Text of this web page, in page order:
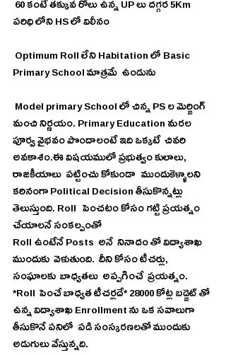
పరిధి లోని HS లో విలీనం
Primary School మాత్రమే  ఉండును
మంచి నిర్ణయం. Primary Education మరల
పూర్వ వైభవం పొందాలంటే ఇది ఒక్కటే  చివరి
అవకాశం.ఈ విషయములో ప్రభుత్వం కులాలు,
రాజకీయాలు  పట్టించు కోకుండా   ముందుకెళ్ళాలని
కఠినంగా Political Decision తీసుకొన్నట్లు
తెలుస్తుంది. Roll   పెంచటం కోసం గట్టి ప్రయత్నం
చేయాలనే సంకల్పంతో
Roll ఉంటేనే Posts  అనే  నినాదం తో విద్యాశాఖ
ముందుకు  వెళుతుంది.  దీని కోసం టీచర్లు,
సంఘాలకు  బాధ్యతలు  అప్పగించే  ప్రయత్నం.
*Roll  పెంచే బాధ్యత టీచర్లదే* 28000 కోట్ల బడ్జెట్ తో
ఉన్న విద్యాశాఖ Enrollment ను ఒక సవాలుగా
తీసుకొనే పనిలో  పడి సంస్కరణలతో ముందుకు
అడుగులు వేస్తున్నది.